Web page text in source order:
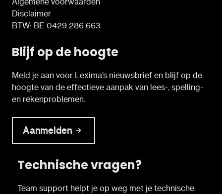
Disclaimer
BTW: BE 0429 286 663
Blijf op de hoogte
Meld je aan voor Lexima’s nieuwsbrief en blijf op de
hoogte van de effectieve aanpak van lees-, spelling-
en rekenproblemen.
Aanmelden
Technische vragen?
Team support helpt je op weg met je technische